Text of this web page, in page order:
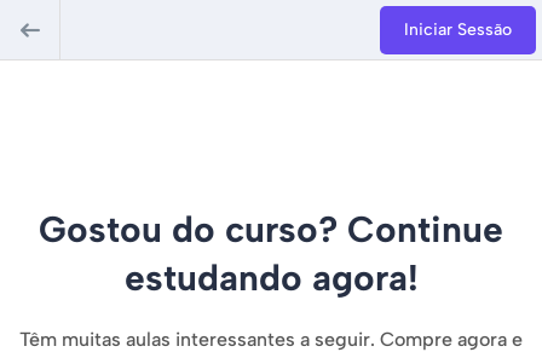
Iniciar Sessão
Gostou do curso? Continue
estudando agora!
Têm muitas aulas interessantes a seguir. Compre agora e